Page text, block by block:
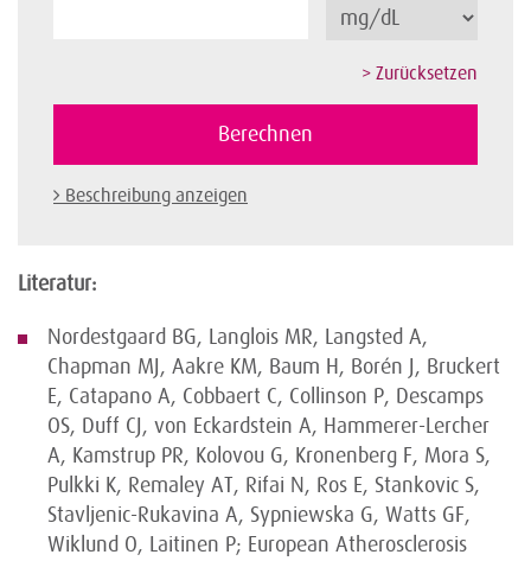
Beschreibung anzeigen
Literatur:
Nordestgaard BG, Langlois MR, Langsted A,
Chapman MJ, Aakre KM, Baum H, Borén J, Bruckert
E, Catapano A, Cobbaert C, Collinson P, Descamps
OS, Duff CJ, von Eckardstein A, Hammerer-Lercher
A, Kamstrup PR, Kolovou G, Kronenberg F, Mora S,
Pulkki K, Remaley AT, Rifai N, Ros E, Stankovic S,
Stavljenic-Rukavina A, Sypniewska G, Watts GF,
Wiklund O, Laitinen P; European Atherosclerosis